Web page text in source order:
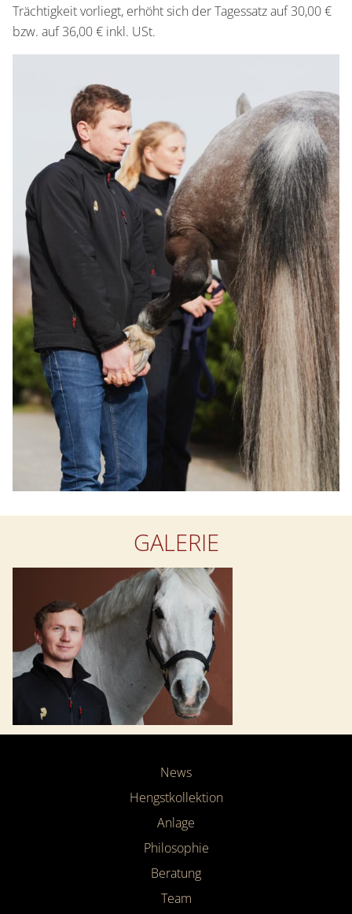
Trächtigkeit vorliegt, erhöht sich der Tagessatz auf 30,00 €
bzw. auf 36,00 € inkl. USt.
GALERIE
News
Hengstkollektion
Anlage
Philosophie
Beratung
Team